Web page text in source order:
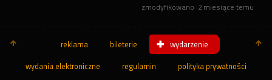
zmodyfikowano 2 miesiące temu
reklama bileterie wydarzenie
wydania elektroniczne regulamin polityka prywatności